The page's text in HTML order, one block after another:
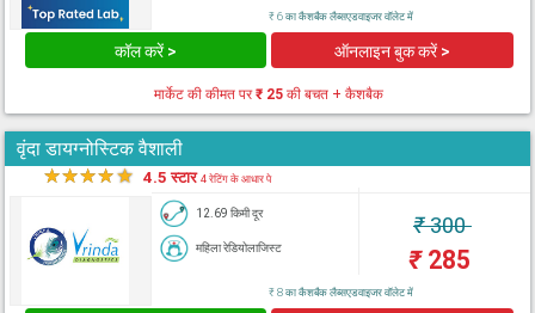
₹ 6 का कैशबैक लैब्सएडवाइजर वॉलेट में
कॉल करें > ऑनलाइन बुक करें >
मार्केट की कीमत पर₹ 25 की बचत + कैशबैक
वृंदा डायग्नोस्टिक वैशाली
★★★★★ 4.5 स्टार4 रेटिंग के आधार पे
12.69 किमी दूर
महिला रेडियोलाजिस्ट
₹300
₹285
₹ 8 का कैशबैक लैब्सएडवाइजर वॉलेट में